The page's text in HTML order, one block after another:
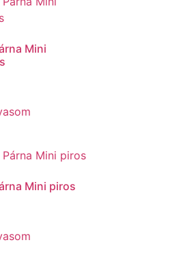
Mini
Mini piros